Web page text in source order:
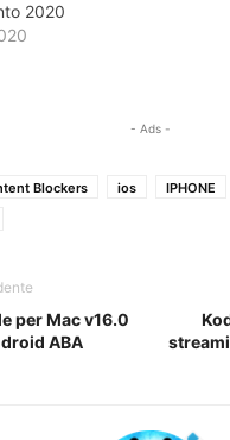
2020
- Ads -
Blockers ios IPHONE
per Mac v16.0
ABA